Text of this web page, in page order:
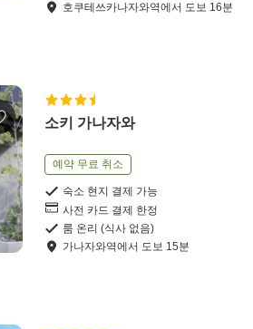
호쿠테쓰카나자와역에서 도보 16분
소키 가나자와
예약 무료 취소
숙소 현지 결제 가능
사전 카드 결제 한정
룸 온리 (식사 없음)
가나자와역에서 도보 15분